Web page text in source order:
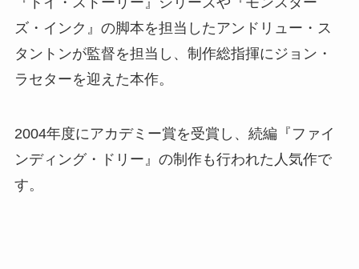
ズ・インク』の脚本を担当したアンドリュー・ス
タントンが監督を担当し、制作総指揮にジョン・
ラセターを迎えた本作。
2004年度にアカデミー賞を受賞し、続編『ファイ
ンディング・ドリー』の制作も行われた人気作で
す。